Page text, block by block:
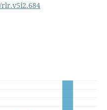
rlr.v5i2.684